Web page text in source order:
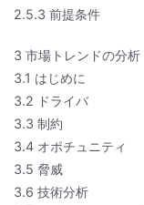
2.5.3 前提条件
3 市場トレンドの分析
3.1 はじめに
3.2 ドライバ
3.3 制約
3.4 オポチュニティ
3.5 脅威
3.6 技術分析